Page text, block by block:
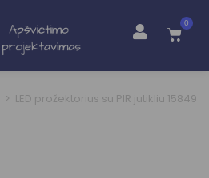
0
> LED prožektorius su PIR jutikliu 15849